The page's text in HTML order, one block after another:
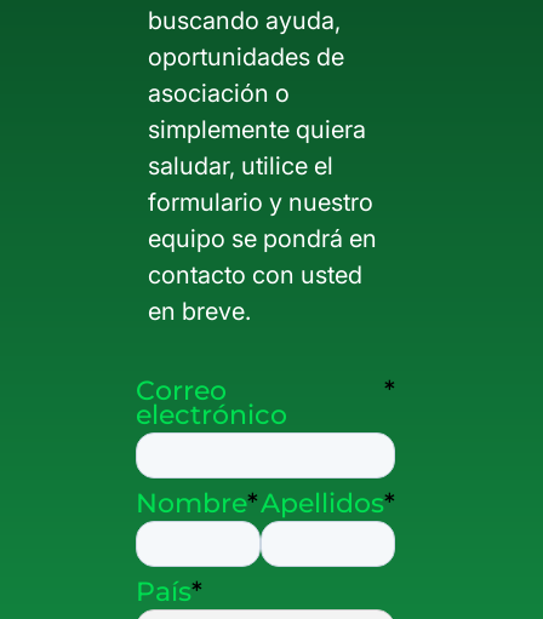
buscando ayuda,
oportunidades de
asociación o
simplemente quiera
saludar, utilice el
formulario y nuestro
equipo se pondrá en
contacto con usted
en breve.
Correo
electrónico
*
Nombre*Apellidos*
País*